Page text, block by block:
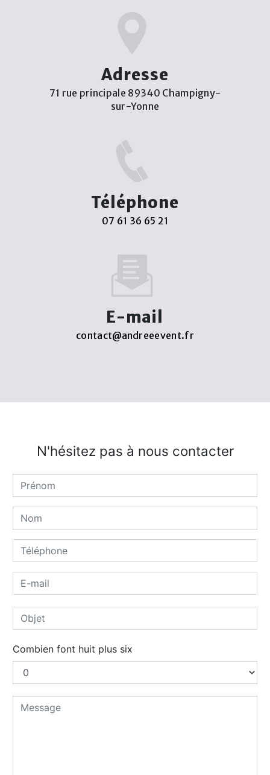
Adresse
71 rue principale 89340 Champigny-
sur-Yonne
Téléphone
07 61 36 65 21
E-mail
contact@andreeevent.fr
N'hésitez pas à nous contacter
Combien font huit plus six